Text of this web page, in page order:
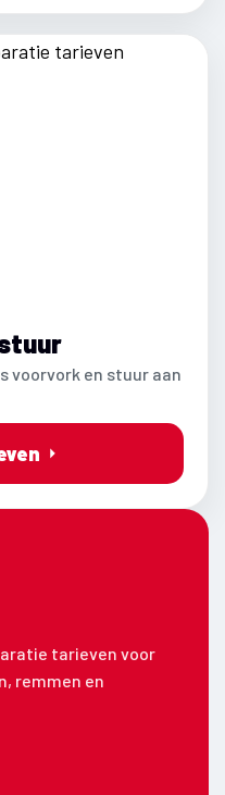
voorvork en stuur aan
tarieven voor
remmen en